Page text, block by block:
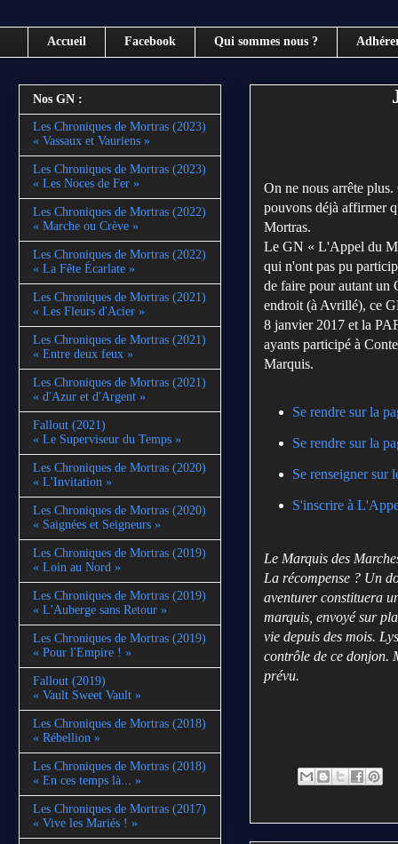
Accueil Facebook Qui sommes nous ?
On ne nous arrête plus.
pouvons déjà affirmer
Mortras.
Le GN « L'Appel du
qui n'ont pas pu
de faire pour autant un
endroit (à Avrillé), ce
8 janvier 2017 et la
ayants participé à
Marquis.
Se rendre sur la
Se rendre sur la
Se renseigner
S'inscrire à
Le Marquis des
La récompense ? Un
aventurer constituera
marquis, envoyé sur
vie depuis des mois.
contrôle de ce donjon.
prévu.
Nos GN :
Les Chroniques de Mortras (2023)
« Vassaux et Vauriens »
Les Chroniques de Mortras (2023)
« Les Noces de Fer »
Les Chroniques de Mortras (2022)
« Marche ou Crève »
Les Chroniques de Mortras (2022)
« La Fête Écarlate »
Les Chroniques de Mortras (2021)
« Les Fleurs d'Acier »
Les Chroniques de Mortras (2021)
« Entre deux feux »
Les Chroniques de Mortras (2021)
« d'Azur et d'Argent »
Fallout (2021)
« Le Superviseur du Temps »
Les Chroniques de Mortras (2020)
« L'Invitation »
Les Chroniques de Mortras (2020)
« Saignées et Seigneurs »
Les Chroniques de Mortras (2019)
« Loin au Nord »
Les Chroniques de Mortras (2019)
« L'Auberge sans Retour »
Les Chroniques de Mortras (2019)
« Pour l'Empire ! »
Fallout (2019)
« Vault Sweet Vault »
Les Chroniques de Mortras (2018)
« Rébellion »
Les Chroniques de Mortras (2018)
« En ces temps là... »
Les Chroniques de Mortras (2017)
« Vive les Mariés ! »